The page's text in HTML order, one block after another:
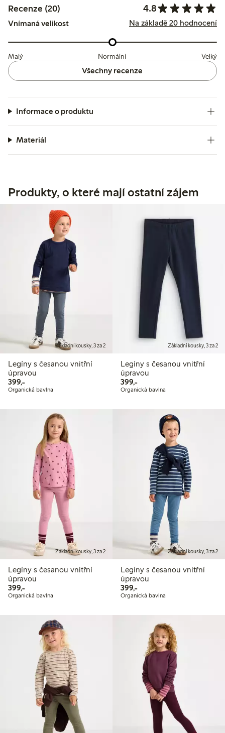
Recenze (20) 4.8
Vnímaná velikost Na základě 20 hodnocení
Malý Normální Velký
Všechny recenze
Informace o produktu
Materiál
Produkty, o které mají ostatní zájem
Základní kousky, 3 za 2
Legíny s česanou vnitřní
úpravou
399,-399,00 Kč
Organická bavlna
Základní kousky, 3 za 2
Legíny s česanou vnitřní
úpravou
399,-399,00 Kč
Organická bavlna
Základní kousky, 3 za 2
Legíny s česanou vnitřní
úpravou
399,-399,00 Kč
Organická bavlna
Základní kousky, 3 za 2
Legíny s česanou vnitřní
úpravou
399,-399,00 Kč
Organická bavlna